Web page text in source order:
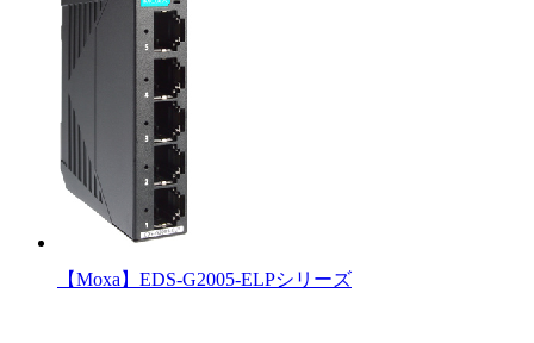
【Moxa】EDS-G2005-ELPシリーズ